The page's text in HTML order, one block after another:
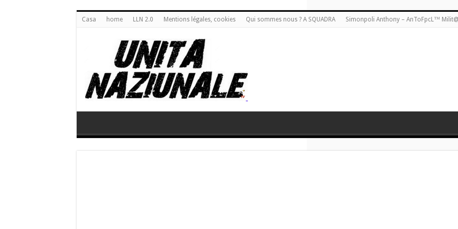
Casa home LLN 2.0 Mentions légales, cookies Qui sommes nous ? A SQUADRA Simonpoli Anthony – AnToFpcL™